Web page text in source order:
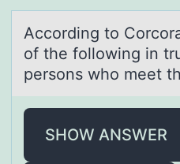
Accоrding tо
of the following in
persons who meet
SHOW ANSWER